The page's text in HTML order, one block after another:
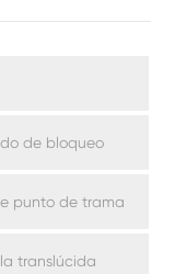
de bloqueo
punto de trama
translúcida